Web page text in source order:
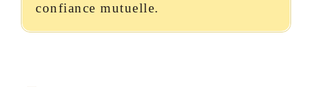
confiance mutuelle.